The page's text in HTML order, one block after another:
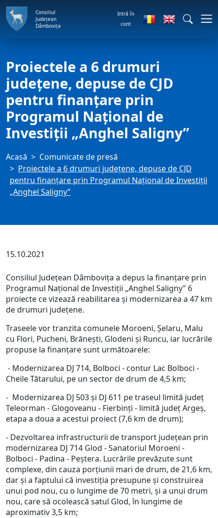
Consiliul
Județean
Dâmbovița
Intră în
cont
Proiectele a 6 drumuri
județene, depuse de CJD
pentru finanțare prin
Programul Național de
Investiții „Anghel Saligny”
Acasă
Comunicate de presă
Proiectele a 6 drumuri județene, depuse de CJD
pentru finanțare prin Programul Național de Investiții
„Anghel Saligny”
15.10.2021
Consiliul Județean Dâmbovița a depus la finanțare prin
Programul Național de Investiții „Anghel Saligny” 6
proiecte ce vizează reabilitarea și modernizarea a 47 km
de drumuri județene.
Traseele vor tranzita comunele Moroeni, Șelaru, Malu
cu Flori, Pucheni, Brănești, Glodeni și Runcu, iar lucrările
propuse la finanțare sunt următoarele:
- Modernizarea DJ 714, Bolboci - contur Lac Bolboci -
Cheile Tătarului, pe un sector de drum de 4,5 km;
- Modernizarea DJ 503 și DJ 611 pe traseul limită județ
Teleorman - Glogoveanu - Fierbinți - limită județ Argeș,
etapa a doua a acestui proiect (7,6 km de drum);
- Dezvoltarea infrastructurii de transport județean prin
modernizarea DJ 714 Glod - Sanatoriul Moroeni -
Bolboci - Padina - Peștera. Lucrările prevăzute sunt
complexe, din cauza porțiunii mari de drum, de 21,6 km,
dar și a faptului că investiția presupune și construirea
unui pod nou, cu o lungime de 70 metri, și a unui drum
nou, care să ocolească satul Glod, în lungime de
aproximativ 3,5 km;